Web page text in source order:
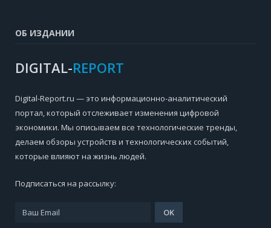
ОБ ИЗДАНИИ
DIGITAL-REPORT
Digital-Report.ru — это информационно-аналитический
портал, который отслеживает изменения цифровой
экономики. Мы описываем все технологические тренды,
делаем обзоры устройств и технологических событий,
которые влияют на жизнь людей.
Подписаться на рассылку: